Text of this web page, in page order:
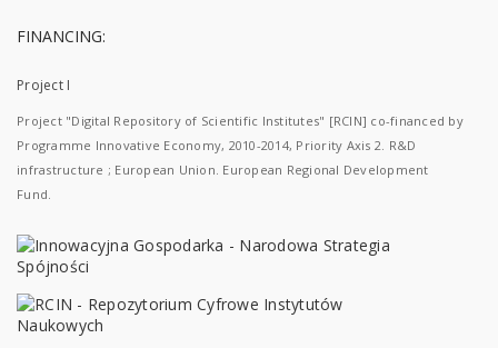
FINANCING:
Project I
Project "Digital Repository of Scientific Institutes" [RCIN] co-financed by
Programme Innovative Economy, 2010-2014, Priority Axis 2. R&D
infrastructure ; European Union. European Regional Development
Fund.